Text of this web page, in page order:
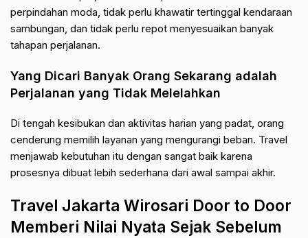
perpindahan moda, tidak perlu khawatir tertinggal kendaraan
sambungan, dan tidak perlu repot menyesuaikan banyak
tahapan perjalanan.
Yang Dicari Banyak Orang Sekarang adalah
Perjalanan yang Tidak Melelahkan
Di tengah kesibukan dan aktivitas harian yang padat, orang
cenderung memilih layanan yang mengurangi beban. Travel
menjawab kebutuhan itu dengan sangat baik karena
prosesnya dibuat lebih sederhana dari awal sampai akhir.
Travel Jakarta Wirosari Door to Door
Memberi Nilai Nyata Sejak Sebelum